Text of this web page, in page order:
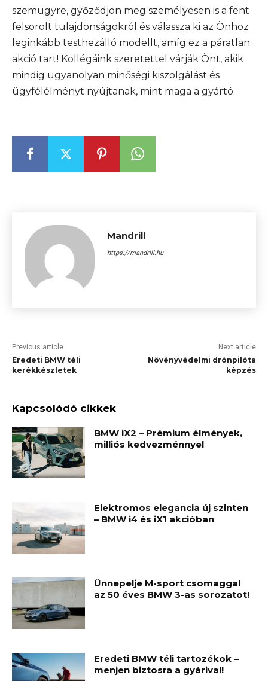
szemügyre, győződjön meg személyesen is a fent
felsorolt tulajdonságokról és válassza ki az Önhöz
leginkább testhezálló modellt, amíg ez a páratlan
akció tart! Kollégáink szeretettel várják Önt, akik
mindig ugyanolyan minőségi kiszolgálást és
ügyfélélményt nyújtanak, mint maga a gyártó.
Mandrill
https://mandrill.hu
Previous article
Eredeti BMW téli
kerékkészletek
Next article
Növényvédelmi drónpilóta
képzés
Kapcsolódó cikkek
BMW iX2 – Prémium élmények,
milliós kedvezménnyel
Elektromos elegancia új szinten
– BMW i4 és iX1 akcióban
Ünnepelje M-sport csomaggal
az 50 éves BMW 3-as sorozatot!
Eredeti BMW téli tartozékok –
menjen biztosra a gyárival!